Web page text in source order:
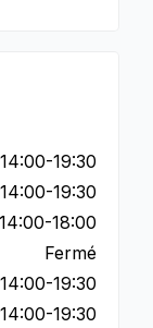
19:30
19:30
18:00
Fermé
19:30
19:30